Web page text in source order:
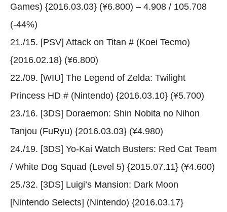
Games) {2016.03.03} (¥6.800) – 4.908 / 105.708
(-44%)
21./15. [PSV] Attack on Titan # (Koei Tecmo)
{2016.02.18} (¥6.800)
22./09. [WIU] The Legend of Zelda: Twilight
Princess HD # (Nintendo) {2016.03.10} (¥5.700)
23./16. [3DS] Doraemon: Shin Nobita no Nihon
Tanjou (FuRyu) {2016.03.03} (¥4.980)
24./19. [3DS] Yo-Kai Watch Busters: Red Cat Team
/ White Dog Squad (Level 5) {2015.07.11} (¥4.600)
25./32. [3DS] Luigi’s Mansion: Dark Moon
[Nintendo Selects] (Nintendo) {2016.03.17}